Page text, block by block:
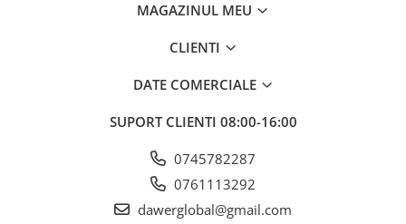
Batoze, Zdrobitoare și Mori
Accesorii mori electrice
Batoze de porumb
MAGAZINUL MEU
CLIENTI
DATE COMERCIALE
SUPORT CLIENTI 08:00-16:00
0745782287
0761113292
dawerglobal@gmail.com